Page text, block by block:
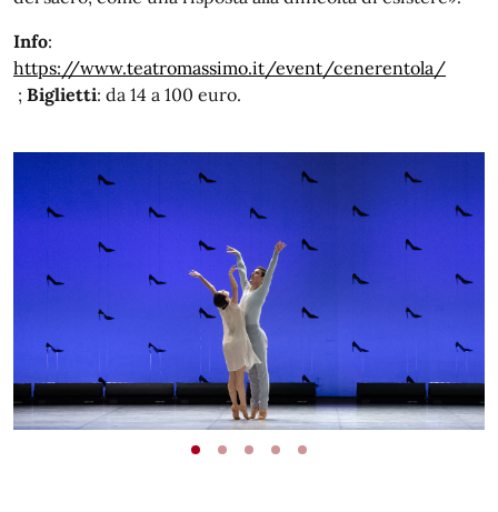
Info:
https://www.teatromassimo.it/event/cenerentola/
; Biglietti: da 14 a 100 euro.